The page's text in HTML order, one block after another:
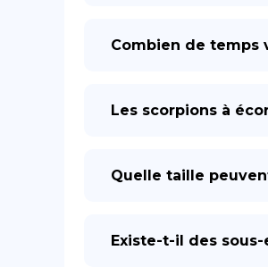
Combien de temps
Les scorpions à
Quelle taille
Existe-t-il des